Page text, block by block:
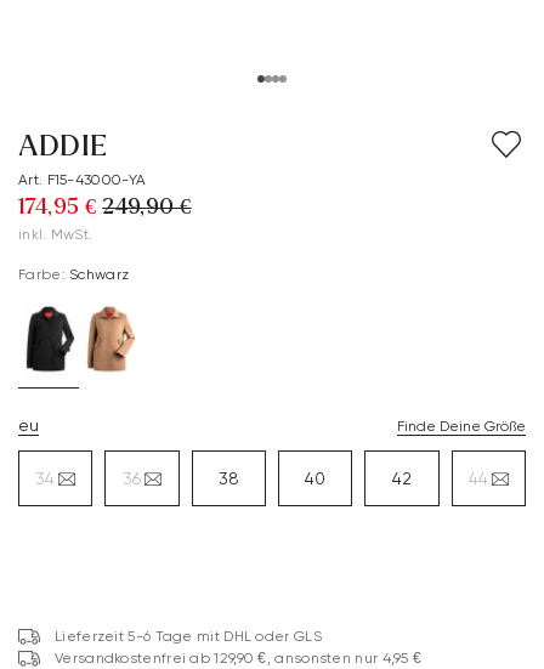
ADDIE
Art. F15-43000-YA
174,95 € 249,90 €
inkl. MwSt.
Farbe: Schwarz
eu Finde Deine Größe
34 36 38 40 42 44
Lieferzeit 5-6 Tage mit DHL oder GLS
Versandkostenfrei ab 129,90 €, ansonsten nur 4,95 €